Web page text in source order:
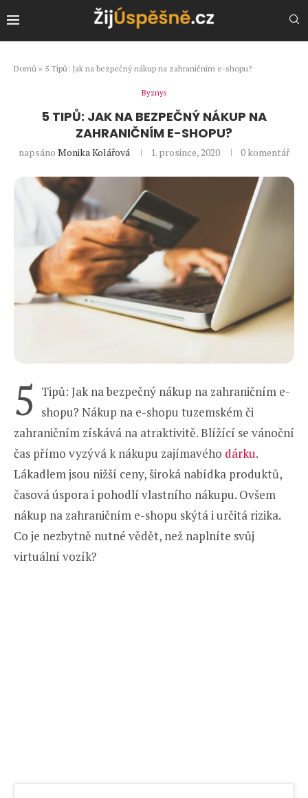
Domů » 5 Tipů: Jak na bezpečný nákup na zahraničním e-shopu?
Byznys
5 TIPŮ: JAK NA BEZPEČNÝ NÁKUP NA
ZAHRANIČNÍM E-SHOPU?
napsáno Monika Kolářová 1. prosince, 2020 0 komentář
5
Tipů: Jak na bezpečný nákup na zahraničním e-
shopu? Nákup na e-shopu tuzemském či
zahraničním získává na atraktivitě. Blížící se vánoční
čas přímo vyzývá k nákupu zajímavého dárku.
Lákadlem jsou nižší ceny, široká nabídka produktů,
časová úspora i pohodlí vlastního nákupu. Ovšem
nákup na zahraničním e-shopu skýtá i určitá rizika.
Co je nezbytně nutné vědět, než naplníte svůj
virtuální vozík?